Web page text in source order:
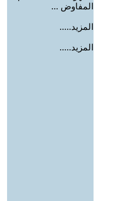
المفاوض ...
المزيد.....
المزيد.....